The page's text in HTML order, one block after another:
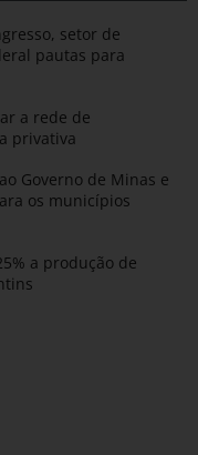
setor de
pautas para
a rede de
privativa
Governo de Minas e
os municípios
a produção de